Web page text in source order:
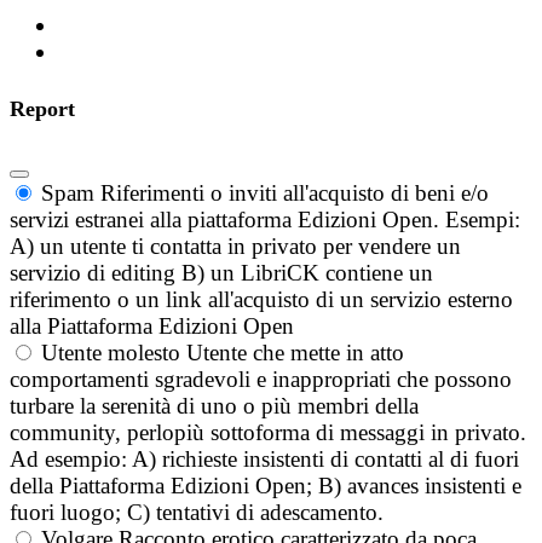
Report
Spam Riferimenti o inviti all'acquisto di beni e/o
servizi estranei alla piattaforma Edizioni Open. Esempi:
A) un utente ti contatta in privato per vendere un
servizio di editing B) un LibriCK contiene un
riferimento o un link all'acquisto di un servizio esterno
alla Piattaforma Edizioni Open
Utente molesto Utente che mette in atto
comportamenti sgradevoli e inappropriati che possono
turbare la serenità di uno o più membri della
community, perlopiù sottoforma di messaggi in privato.
Ad esempio: A) richieste insistenti di contatti al di fuori
della Piattaforma Edizioni Open; B) avances insistenti e
fuori luogo; C) tentativi di adescamento.